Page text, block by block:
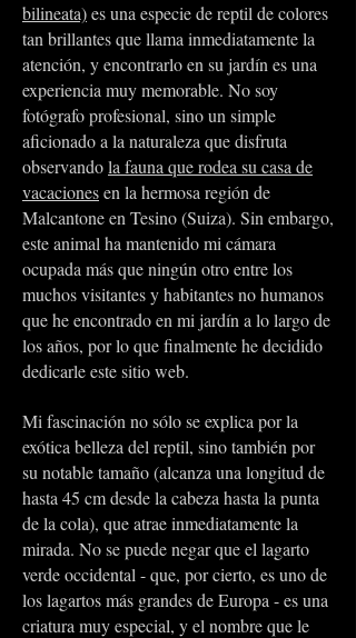
bilineata)es una especie de reptil de colores
tan brillantes que llama inmediatamente la
atención, y encontrarlo en su jardín es una
experiencia muy memorable. No soy
fotógrafo profesional, sino un simple
aficionado a la naturaleza que disfruta
observandola fauna que rodea su casa de
vacacionesen la hermosa región de
Malcantone en Tesino (Suiza). Sin embargo,
este animal ha mantenido mi cámara
ocupada más que ningún otro entre los
muchos visitantes y habitantes no humanos
que he encontrado en mi jardín a lo largo de
los años, por lo que finalmente he decidido
dedicarle este sitio web.
Mi fascinación no sólo se explica por la
exótica belleza del reptil, sino también por
su notable tamaño (alcanza una longitud de
hasta 45 cm desde la cabeza hasta la punta
de la cola), que atrae inmediatamente la
mirada. No se puede negar que el lagarto
verde occidental - que, por cierto, es uno de
los lagartos más grandes de Europa - es una
criatura muy especial, y el nombre que le